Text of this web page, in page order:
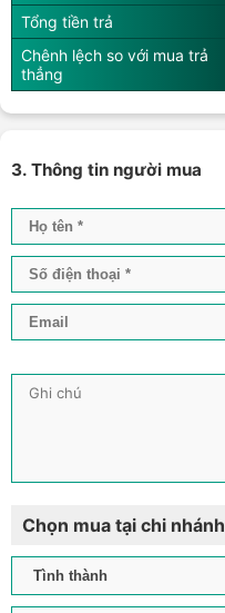
Tổng tiền trả
Chênh lệch so với mua trả
thẳng
3. Thông tin người mua
Chọn mua tại chi nhánh